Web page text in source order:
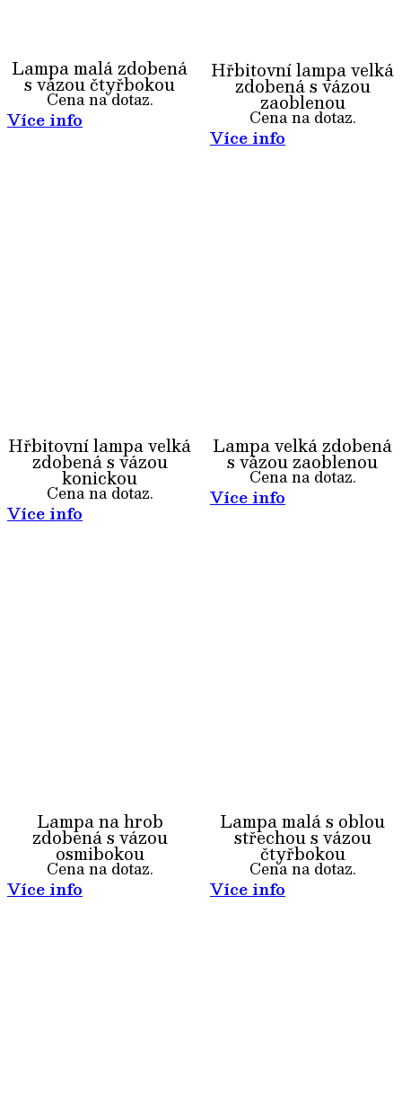
Lampa malá zdobená
s vázou čtyřbokou
Cena na dotaz.
Více info
Hřbitovní lampa velká
zdobená s vázou
zaoblenou
Cena na dotaz.
Více info
Hřbitovní lampa velká
zdobená s vázou
konickou
Cena na dotaz.
Více info
Lampa velká zdobená
s vázou zaoblenou
Cena na dotaz.
Více info
Lampa na hrob
zdobená s vázou
osmibokou
Cena na dotaz.
Více info
Lampa malá s oblou
střechou s vázou
čtyřbokou
Cena na dotaz.
Více info